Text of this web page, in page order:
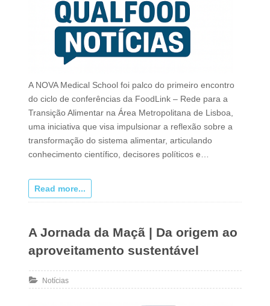
A NOVA Medical School foi palco do primeiro encontro
do ciclo de conferências da FoodLink – Rede para a
Transição Alimentar na Área Metropolitana de Lisboa,
uma iniciativa que visa impulsionar a reflexão sobre a
transformação do sistema alimentar, articulando
conhecimento científico, decisores políticos e…
Read more...
A Jornada da Maçã | Da origem ao
aproveitamento sustentável
Notícias